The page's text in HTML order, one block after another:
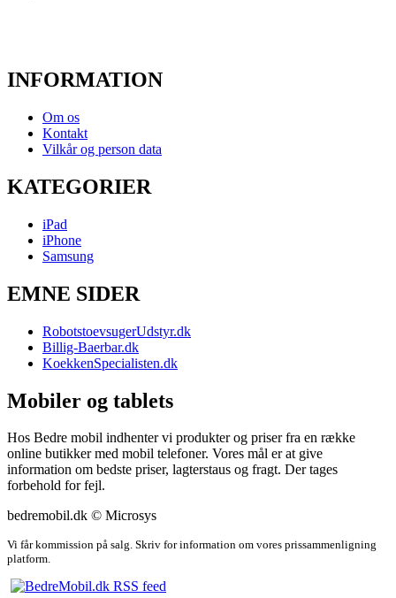
INFORMATION
Om os
Kontakt
Vilkår og person data
KATEGORIER
iPad
iPhone
Samsung
EMNE SIDER
RobotstoevsugerUdstyr.dk
Billig-Baerbar.dk
KoekkenSpecialisten.dk
Mobiler og tablets
Hos Bedre mobil indhenter vi produkter og priser fra en række
online butikker med mobil telefoner. Vores mål er at give
information om bedste priser, lagterstaus og fragt. Der tages
forbehold for fejl.
bedremobil.dk © Microsys
Vi får kommission på salg. Skriv for information om vores prissammenligning
platform.